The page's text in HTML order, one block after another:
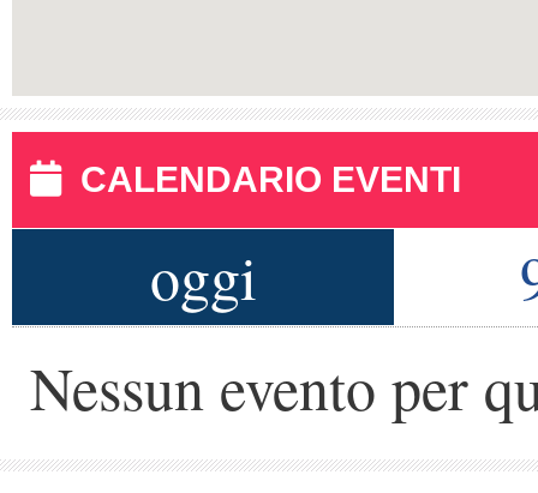
CALENDARIO EVENTI
oggi
Nessun evento per